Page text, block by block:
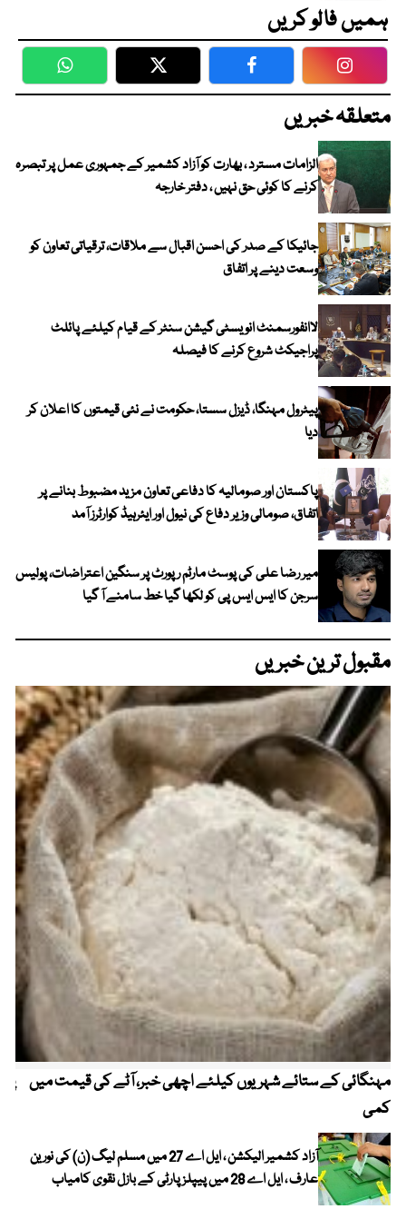
ہمیں فالو کریں
WhatsApp Twitter Facebook
متعلقہ خبریں
الزامات مسترد ، بھارت کو آزاد کشمیر کے جمہوری عمل پر تبصرہ
کرنے کا کوئی حق نہیں ، دفتر خارجہ
جائیکا کے صدر کی احسن اقبال سے ملاقات، ترقیاتی تعاون کو
وسعت دینے پر اتفاق
لاانفورسمنٹ انویسٹی گیشن سنٹر کے قیام کیلئے پائلٹ
پراجیکٹ شروع کرنے کا فیصلہ
پیٹرول مہنگا، ڈیزل سستا، حکومت نے نئی قیمتوں کا اعلان کر
دیا
پاکستان اور صومالیہ کا دفاعی تعاون مزید مضبوط بنانے پر
اتفاق، صومالی وزیر دفاع کی نیول اور ایئرہیڈ کوارٹرز آمد
میر رضا علی کی پوسٹ مارٹم رپورٹ پر سنگین اعتراضات، پولیس
سرجن کا ایس ایس پی کو لکھا گیا خط سامنے آ گیا
مقبول ترین خبریں
مہنگائی کے ستائے شہریوں کیلئے اچھی خبر، آٹے کی قیمت میں
کمی
آزاد کشمیر الیکشن ، ایل اے 27 میں مسلم لیگ (ن) کی نورین
عارف ، ایل اے 28 میں پیپلز پارٹی کے بازل نقوی کامیاب